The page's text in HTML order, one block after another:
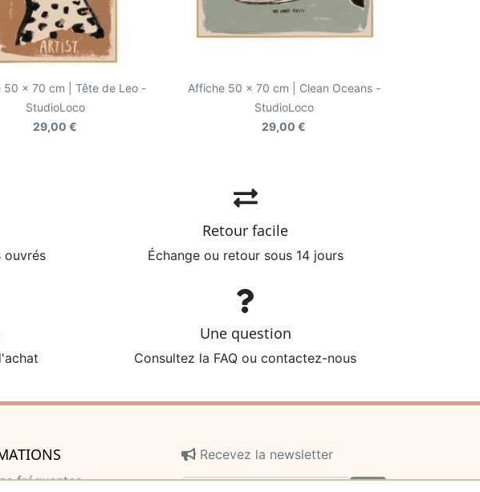
50 x 70 cm | Tête de Leo -
StudioLoco
29,00 €
Affiche 50 x 70 cm | Clean Oceans -
StudioLoco
29,00 €
ouvrés
Retour facile
Échange ou retour sous 14 jours
Une question
Consultez la FAQ ou contactez-nous
fréquentes
Recevez la newsletter